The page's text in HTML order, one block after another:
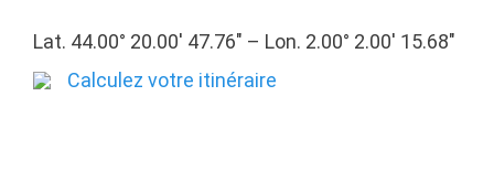
Lat. 44.00° 20.00′ 47.76″ – Lon. 2.00° 2.00′ 15.68″
Calculez votre itinéraire